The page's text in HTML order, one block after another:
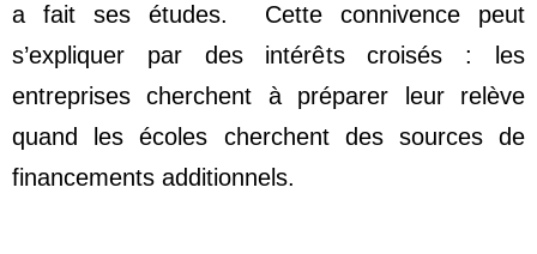
a fait ses études. Cette connivence peut
s’expliquer par des intérêts croisés : les
entreprises cherchent à préparer leur relève
quand les écoles cherchent des sources de
financements additionnels.